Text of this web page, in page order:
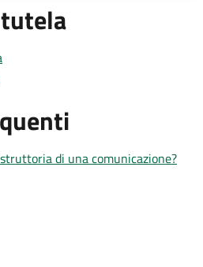
di una comunicazione?